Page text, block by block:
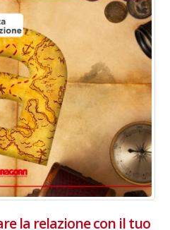
la relazione con il tuo